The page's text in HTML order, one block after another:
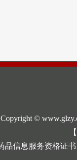
Copyright ©
品信息服务资格证